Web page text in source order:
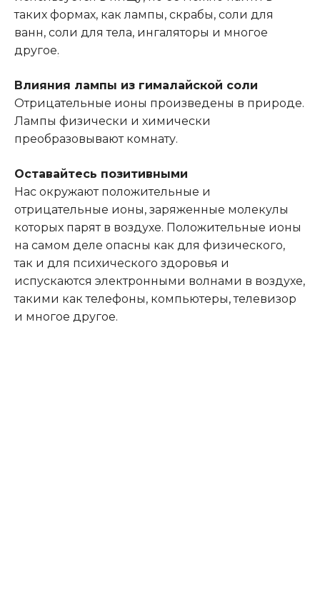
таких формах, как лампы, скрабы, соли для
ванн, соли для тела, ингаляторы и многое
другое.
Влияния лампы из гималайской соли
Отрицательные ионы произведены в природе.
Лампы физически и химически
преобразовывают комнату.
Оставайтесь позитивными
Нас окружают положительные и
отрицательные ионы, заряженные молекулы
которых парят в воздухе. Положительные ионы
на самом деле опасны как для физического,
так и для психического здоровья и
испускаются электронными волнами в воздухе,
такими как телефоны, компьютеры, телевизор
и многое другое.